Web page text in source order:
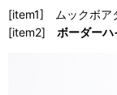
[item1] ムックボア
[item2] ボーダーハ